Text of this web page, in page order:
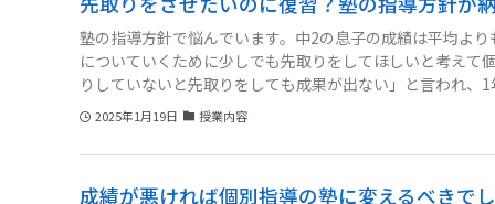
塾の指導方針で悩んでいます。中2の息子の成績は平均よ
についていくために少しでも先取りをしてほしいと考え
りしていないと先取りをしても成果が出ない」と言われ
校の授業についていけないことに焦りを感じているので
か、それとも先取りを提案してくれる他の塾を探した方が
2025年1月19日 授業内容
成績が悪ければ個別指導の塾に変えるべきで